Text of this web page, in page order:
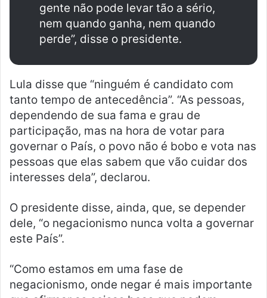
gente não pode levar tão a sério,
nem quando ganha, nem quando
perde”, disse o presidente.
Lula disse que “ninguém é candidato com
tanto tempo de antecedência”. “As pessoas,
dependendo de sua fama e grau de
participação, mas na hora de votar para
governar o País, o povo não é bobo e vota nas
pessoas que elas sabem que vão cuidar dos
interesses dela”, declarou.
O presidente disse, ainda, que, se depender
dele, “o negacionismo nunca volta a governar
este País”.
“Como estamos em uma fase de
negacionismo, onde negar é mais importante